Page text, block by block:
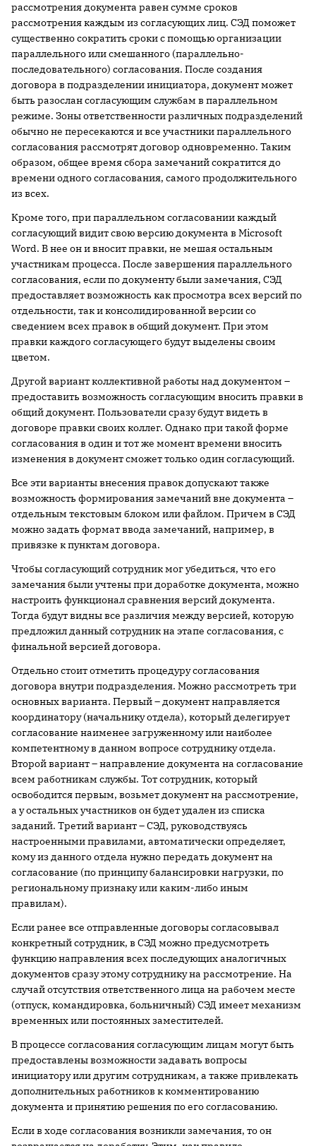
рассмотрения документа равен сумме сроков
рассмотрения каждым из согласующих лиц. СЭД поможет
существенно сократить сроки с помощью организации
параллельного или смешанного (параллельно-
последовательного) согласования. После создания
договора в подразделении инициатора, документ может
быть разослан согласующим службам в параллельном
режиме. Зоны ответственности различных подразделений
обычно не пересекаются и все участники параллельного
согласования рассмотрят договор одновременно. Таким
образом, общее время сбора замечаний сократится до
времени одного согласования, самого продолжительного
из всех.
Кроме того, при параллельном согласовании каждый
согласующий видит свою версию документа в Microsoft
Word. В нее он и вносит правки, не мешая остальным
участникам процесса. После завершения параллельного
согласования, если по документу были замечания, СЭД
предоставляет возможность как просмотра всех версий по
отдельности, так и консолидированной версии со
сведением всех правок в общий документ. При этом
правки каждого согласующего будут выделены своим
цветом.
Другой вариант коллективной работы над документом –
предоставить возможность согласующим вносить правки в
общий документ. Пользователи сразу будут видеть в
договоре правки своих коллег. Однако при такой форме
согласования в один и тот же момент времени вносить
изменения в документ сможет только один согласующий.
Все эти варианты внесения правок допускают также
возможность формирования замечаний вне документа –
отдельным текстовым блоком или файлом. Причем в СЭД
можно задать формат ввода замечаний, например, в
привязке к пунктам договора.
Чтобы согласующий сотрудник мог убедиться, что его
замечания были учтены при доработке документа, можно
настроить функционал сравнения версий документа.
Тогда будут видны все различия между версией, которую
предложил данный сотрудник на этапе согласования, с
финальной версией договора.
Отдельно стоит отметить процедуру согласования
договора внутри подразделения. Можно рассмотреть три
основных варианта. Первый – документ направляется
координатору (начальнику отдела), который делегирует
согласование наименее загруженному или наиболее
компетентному в данном вопросе сотруднику отдела.
Второй вариант – направление документа на согласование
всем работникам службы. Тот сотрудник, который
освободится первым, возьмет документ на рассмотрение,
а у остальных участников он будет удален из списка
заданий. Третий вариант – СЭД, руководствуясь
настроенными правилами, автоматически определяет,
кому из данного отдела нужно передать документ на
согласование (по принципу балансировки нагрузки, по
региональному признаку или каким-либо иным
правилам).
Если ранее все отправленные договоры согласовывал
конкретный сотрудник, в СЭД можно предусмотреть
функцию направления всех последующих аналогичных
документов сразу этому сотруднику на рассмотрение. На
случай отсутствия ответственного лица на рабочем месте
(отпуск, командировка, больничный) СЭД имеет механизм
временных или постоянных заместителей.
В процессе согласования согласующим лицам могут быть
предоставлены возможности задавать вопросы
инициатору или другим сотрудникам, а также привлекать
дополнительных работников к комментированию
документа и принятию решения по его согласованию.
Если в ходе согласования возникли замечания, то он